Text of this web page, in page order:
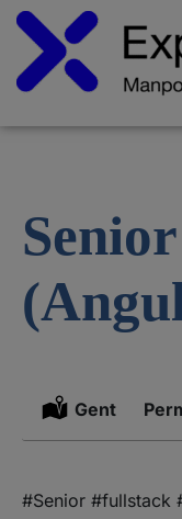
Location:
Gent
#Senior #fullstack